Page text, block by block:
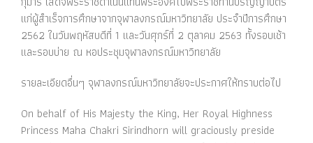
แก่ผู้สำเร็จการศึกษาจากจุฬาลงกรณ์มหาวิทยาลัย ประจำปีการศึกษา
2562 ในวันพฤหัสบดีที่ 1 และวันศุกร์ที่ 2 ตุลาคม 2563 ทั้งรอบเช้า
และรอบบ่าย ณ หอประชุมจุฬาลงกรณ์มหาวิทยาลัย
รายละเอียดอื่นๆ จุฬาลงกรณ์มหาวิทยาลัยจะประกาศให้ทราบต่อไป
On behalf of His Majesty the King, Her Royal Highness
Princess Maha Chakri Sirindhorn will graciously preside